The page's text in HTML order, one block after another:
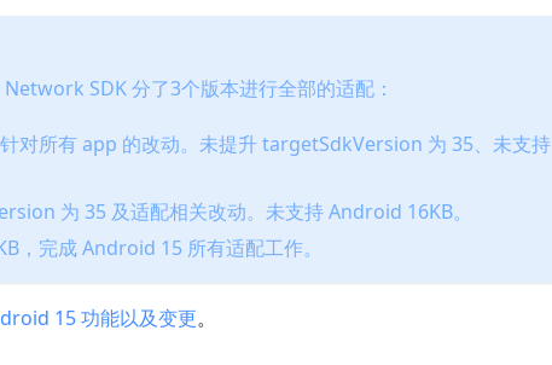
SDK 分了3个版本进行全部的适配：
对所有 app 的改动。未提升 targetSdkVersion 为 35、未支持
为 35 及适配相关改动。未支持 Android 16KB。
，完成 Android 15 所有适配工作。
15 功能以及变更。